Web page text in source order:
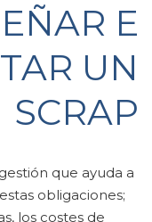
E
UN
SCRAP
que ayuda a
obligaciones;
los costes de